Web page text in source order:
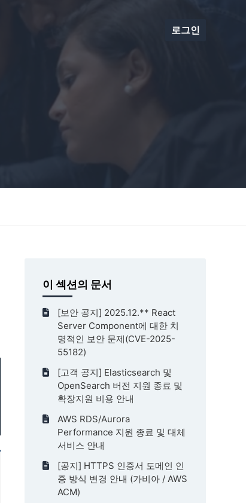
로그인
이 섹션의 문서
[보안 공지] 2025.12.** React
Server Component에 대한 치
명적인 보안 문제(CVE-2025-
55182)
[고객 공지] Elasticsearch 및
OpenSearch 버전 지원 종료 및
확장지원 비용 안내
AWS RDS/Aurora
Performance 지원 종료 및 대체
서비스 안내
[공지] HTTPS 인증서 도메인 인
증 방식 변경 안내 (가비아 / AWS
ACM)